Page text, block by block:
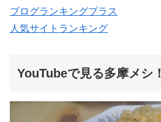
ブログランキングプラス
人気サイトランキング
YouTubeで見る多摩メシ！